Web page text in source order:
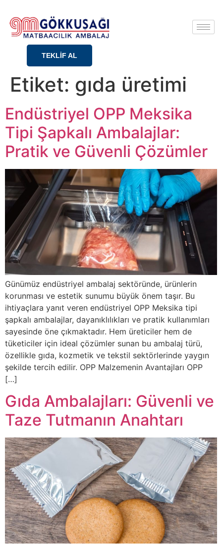
TEKLİF AL
Etiket: gıda üretimi
Endüstriyel OPP Meksika
Tipi Şapkalı Ambalajlar:
Pratik ve Güvenli Çözümler
Günümüz endüstriyel ambalaj sektöründe, ürünlerin
korunması ve estetik sunumu büyük önem taşır. Bu
ihtiyaçlara yanıt veren endüstriyel OPP Meksika tipi
şapkalı ambalajlar, dayanıklılıkları ve pratik kullanımları
sayesinde öne çıkmaktadır. Hem üreticiler hem de
tüketiciler için ideal çözümler sunan bu ambalaj türü,
özellikle gıda, kozmetik ve tekstil sektörlerinde yaygın
şekilde tercih edilir. OPP Malzemenin Avantajları OPP
[…]
Gıda Ambalajları: Güvenli ve
Taze Tutmanın Anahtarı